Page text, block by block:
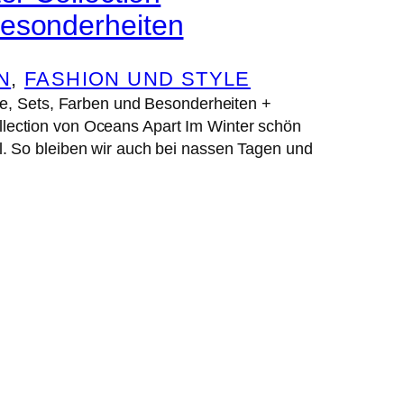
, FASHION UND STYLE
Sets, Farben und Besonderheiten +
von Oceans Apart Im Winter schön
So bleiben wir auch bei nassen Tagen und